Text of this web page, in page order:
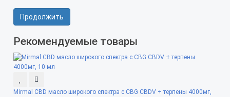
Продолжить
Рекомендуемые товары
Mirmal CBD масло широкого спектра с CBG CBDV + терпены 4000мг,